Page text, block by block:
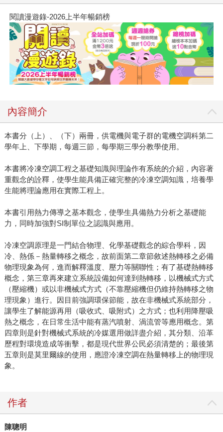
閱讀漫遊錄-2026上半年暢銷榜
內容簡介
本書分（上）、（下）兩冊，供電機與電子群的電機空調科第二
學年上、下學期，每週三節，每學期三學分教學使用。
本書將冷凍空調工程之基礎知識與理論作有系統的介紹，內容著
重觀念的詮釋，使學生能具備正確完整的冷凍空調知識，培養學
生能將理論應用在實際工程上。
本書引用熱力傳導之基本觀念，使學生具備熱力分析之基礎能
力，同時加強對SI制單位之認識與應用。
冷凍空調原理是一門結合物理、化學基礎觀念的綜合學科，因
冷、熱係－熱量轉移之概念，故前面第二章節敘述熱轉移之必備
物理現象為何，進而解釋溫度、壓力等關聯性；有了基礎熱轉移
概念，第三章再來建立系統設備如何達到熱轉移，以機械式方式
（壓縮機）或以非機械式方式（不靠壓縮機但仍維持熱轉移之物
理現象）進行。因目前強調環保節能，故在非機械式系統部分，
讓學生了解能源再用（吸收式、吸附式）之方式；也利用降壓吸
熱之概念，在日常生活中能有蒸汽噴射、渦流管等應用概念。第
四章則是針對機械式系統的冷媒選用做詳盡介紹，其分類、沿革
歷程對環境造成等衝擊，都是現代世界公民必須清楚的；最後第
五章則是莫里爾線的使用，應證冷凍空調在熱量轉移上的物理現
象。
作者
陳聰明